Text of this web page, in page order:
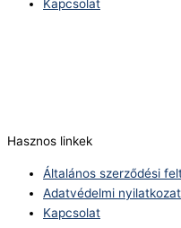
Kapcsolat
Hasznos linkek
Általános szerződési
Adatvédelmi nyilatkozat
Kapcsolat